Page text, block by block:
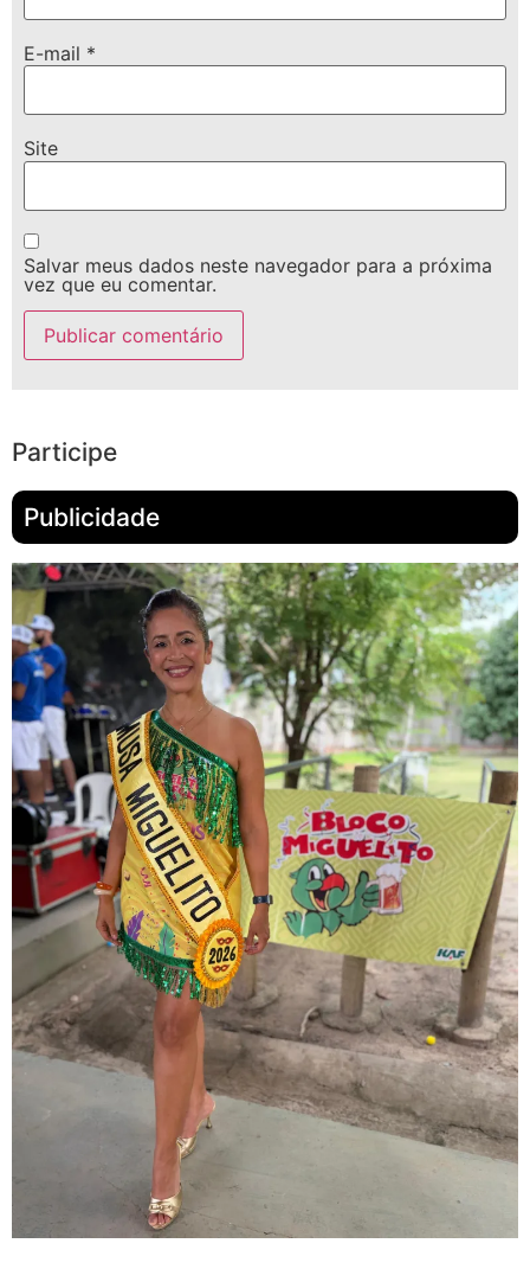
E-mail *
Site
Salvar meus dados neste navegador para a próxima
vez que eu comentar.
Participe
Publicidade